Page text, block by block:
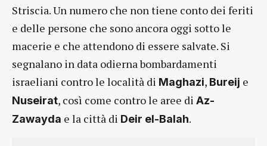
Striscia. Un numero che non tiene conto dei feriti
e delle persone che sono ancora oggi sotto le
macerie e che attendono di essere salvate. Si
segnalano in data odierna bombardamenti
israeliani contro le località di Maghazi, Bureij e
Nuseirat, così come contro le aree di Az-
Zawayda e la città di Deir el-Balah.